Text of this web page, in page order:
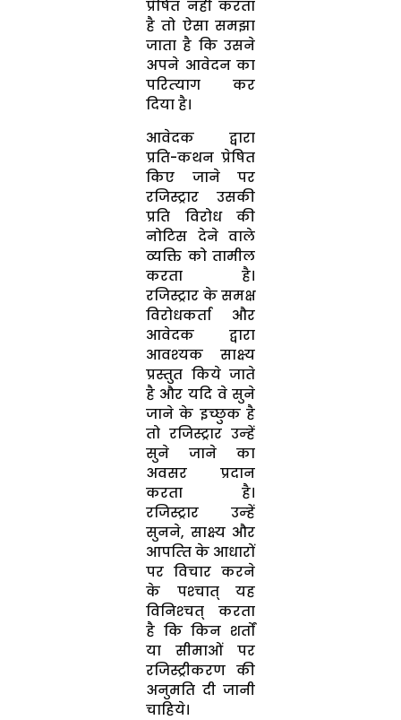
प्रेषित नहीं करता
है तो ऐसा समझा
जाता है कि उसने
अपने आवेदन का
परित्‍याग कर
दिया है।
आवेदक द्वारा
प्रति-कथन प्रेषित
किए जाने पर
रजिस्‍ट्रार उसकी
प्रति विरोध की
नोटिस देने वाले
व्‍यक्ति को तामील
करता है।
रजिस्‍ट्रार के समक्ष
विरोधकर्ता और
आवेदक द्वारा
आवश्‍यक साक्ष्‍य
प्रस्‍तुत किये जाते
है और यदि वे सुने
जाने के इच्‍छुक है
तो रजिस्‍ट्रार उन्‍हें
सुने जाने का
अवसर प्रदान
करता है।
रजिस्‍ट्रार उन्‍हें
सुनने, साक्ष्‍य और
आपत्‍ति के आधारों
पर विचार करने
के पश्‍चात् यह
विनिश्‍चत् करता
है कि किन शर्तों
या सीमाओं पर
रजिस्‍ट्रीकरण की
अनुमति दी जानी
चाहिये।